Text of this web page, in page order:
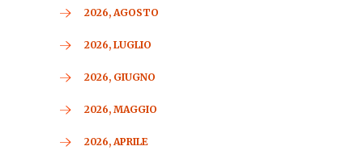
2026, AGOSTO
2026, LUGLIO
2026, GIUGNO
2026, MAGGIO
2026, APRILE